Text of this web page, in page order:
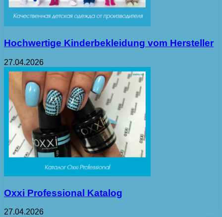
Hochwertige Kinderbekleidung vom Hersteller
27.04.2026
Oxxi Professional Katalog
27.04.2026